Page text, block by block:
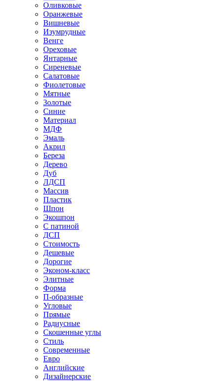
Оливковые
Оранжевые
Вишневые
Изумрудные
Венге
Ореховые
Янтарные
Сиреневые
Салатовые
Фиолетовые
Мятные
Золотые
Синие
Материал
МДФ
Эмаль
Акрил
Береза
Дерево
Дуб
ЛДСП
Массив
Пластик
Шпон
Экошпон
С патиной
ДСП
Стоимость
Дешевые
Дорогие
Эконом-класс
Элитные
Форма
П-образные
Угловые
Прямые
Радиусные
Скошенные углы
Стиль
Современные
Евро
Английские
Дизайнерские